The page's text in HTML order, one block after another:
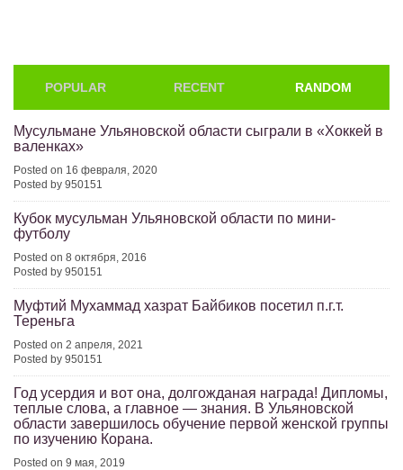
POPULAR RECENT RANDOM
Мусульмане Ульяновской области сыграли в «Хоккей в
валенках»
Posted on 16 февраля, 2020
Posted by 950151
Кубок мусульман Ульяновской области по мини-
футболу
Posted on 8 октября, 2016
Posted by 950151
Муфтий Мухаммад хазрат Байбиков посетил п.г.т.
Тереньга
Posted on 2 апреля, 2021
Posted by 950151
Год усердия и вот она, долгожданая награда! Дипломы,
теплые слова, а главное — знания. В Ульяновской
области завершилось обучение первой женской группы
по изучению Корана.
Posted on 9 мая, 2019